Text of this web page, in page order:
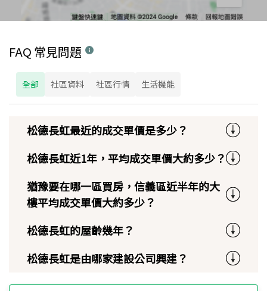
FAQ 常見問題
全部 社區資料 社區行情 生活機能
松德長虹最近的成交單價是多少？
松德長虹近1年，平均成交單價大約多少？
猶豫要在哪一區買房，信義區近半年的大
樓平均成交單價大約多少？
松德長虹的屋齡幾年？
松德長虹是由哪家建設公司興建？